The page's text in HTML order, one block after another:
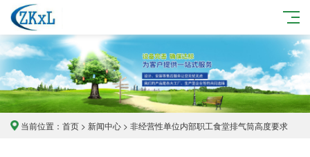
当前位置： 首页 > 新闻中心 > 非经营性单位内部职工食堂排气筒高度要求